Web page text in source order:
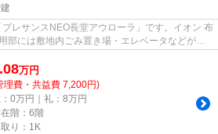
レサンスNEO長堂アウローラ」です。イオン 布
部には敷地内ごみ置き場・エレベータなどが揃
...
万円
理費・共益費 7,200円)
0万円｜礼：8万円
階：6階
り：1K